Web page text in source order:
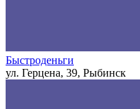
Быстроденьги
ул. Герцена, 39, Рыбинск